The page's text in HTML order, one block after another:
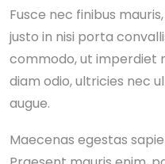
Fusce nec finibus
justo in nisi porta
commodo, ut imperdiet
diam odio, ultricies nec
augue.
Maecenas egestas